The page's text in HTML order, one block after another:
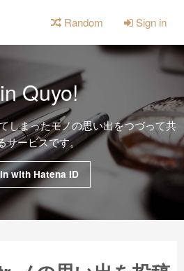
Random Sign in
Quyo!
しまったモノの思い出をつづって共
サービスです。
with Hatena ID